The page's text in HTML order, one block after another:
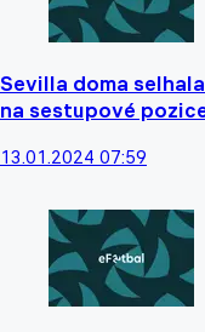
Sevilla doma
na sestupové
13.01.2024 07:59